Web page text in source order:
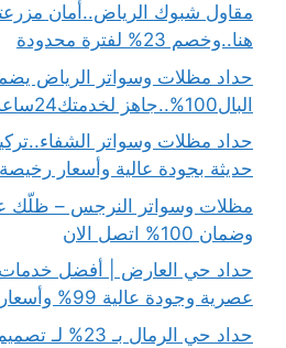
مقاول شبوك الرياض..أمان
هنا..وخصم 23% لفترة محدودة
حداد مظلات وسواتر الرياض
البال100%..جاهز لخدمتك24ساعة اتصل الان
حداد مظلات وسواتر
حديثة بجودة عالية وأسعار
مظلات وسواتر النرجس – ظلّك
وضمان 100% اتصل الان
حداد حي العارض | أفضل خدمات
عصرية وجودة عالية 99% وأسعار منافسة
حداد حي الرمال